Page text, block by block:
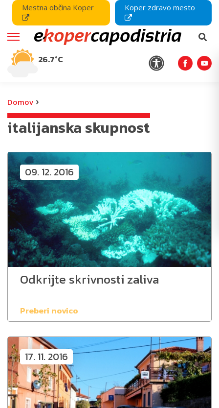
Mestna občina Koper Koper zdravo mesto
26.7°C
Domov ›
italijanska skupnost
09. 12. 2016
Odkrijte skrivnosti zaliva
Preberi novico
17. 11. 2016